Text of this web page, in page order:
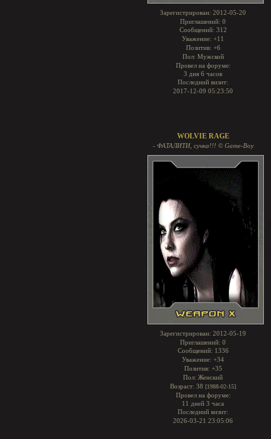
Зарегистрирован: 2012-05-20
Приглашений: 0
Сообщений: 312
Уважение: +11
Позитив: +6
Пол: Мужской
Провел на форуме:
3 дня 6 часов
Последний визит:
2017-12-09 05:23:50
WOLVIE RAGE
- ФАТАЛИТИ, сучка!!! © Game-Boy
Зарегистрирован: 2012-05-19
Приглашений: 0
Сообщений: 1336
Уважение: +34
Позитив: +35
Пол: Женский
Возраст: 38 [1988-02-15]
Провел на форуме:
11 дней 3 часа
Последний визит:
2026-03-21 23:05:06